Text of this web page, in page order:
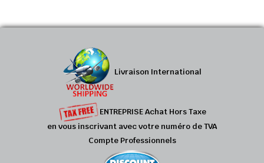
Livraison International
ENTREPRISE Achat Hors Taxe
en vous inscrivant avec votre numéro de TVA
Compte Professionnels